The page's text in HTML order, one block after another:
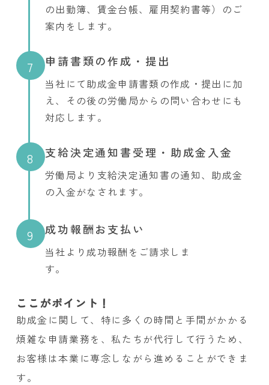
の出勤簿、賃金台帳、雇用契約書等）のご
案内をします。
7 申請書類の作成・提出
当社にて助成金申請書類の作成・提出に加
え、その後の労働局からの問い合わせにも
対応します。
8 支給決定通知書受理・助成金入金
労働局より支給決定通知書の通知、助成金
の入金がなされます。
9 成功報酬お支払い
当社より成功報酬をご請求しま
す。
ここがポイント！
助成金に関して、特に多くの時間と手間がかかる
煩雑な申請業務を、私たちが代行して行うため、
お客様は本業に専念しながら進めることができま
す。